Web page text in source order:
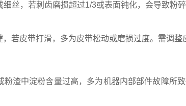
，若刺齿磨损超过1/3或表面钝化，会导致粉
皮带打滑，多为皮带松动或磨损过度。需调整
渣中淀粉含量过高，多为机器内部部件故障所